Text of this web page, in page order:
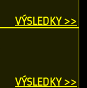
VÝSLEDKY >>
VÝSLEDKY >>